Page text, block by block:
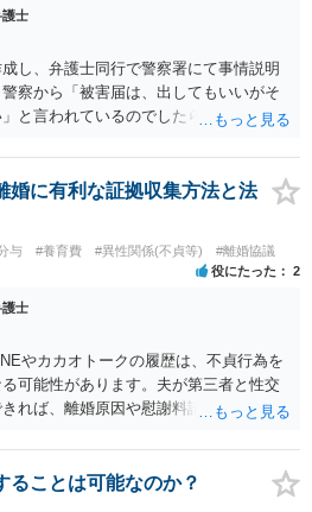
ても、後から100万円を貸付扱いに変更
おそらく１００万円は不当利得（受け
を取得した）として返還請求されてい
貸金返還ではないかと存じます。 ④ 私
なくリボ払い借金が既に約100万あり。
厳しい為、一括で220万円を支払う事は
も、分割払いになる可能性はあります
まった場合は、強制執行により不動産等
こから債権回収が図られることになりま
決が可能ですので、その場合は分割払
です。 ⑤ このような事情であれば、私
るべきでしょうか。 ⇒ご相談者様の認
も含めて返済する必要はないと考えら
て交渉を続けることがベターかと存じ
護士
し、弁護士同行で警察署にて事情説明
察から「被害届は、出してもいいがそ
と言われているのでしたら、あまり結
れないですが、実際に捜査をするの
ので、やはり結論は変わらないかもしれ
刑事に強い」とうたっている弁護士に相
。 以上、ご参考まで。
婚に有利な証拠収集方法と法
与 #養育費 #異性関係(不貞等) #離婚協議
役にたった 2
護士
やカカオトークの履歴は、不貞行為を
可能性があります。夫が第三者と性交
れば、離婚原因や慰謝料請求を検討す
れば、その期間や回数が分かる資料は
をお勧めいたします。 他方、「夫に不貞
らえる」「当然に親権を取得できる」と
ることは可能なのか？